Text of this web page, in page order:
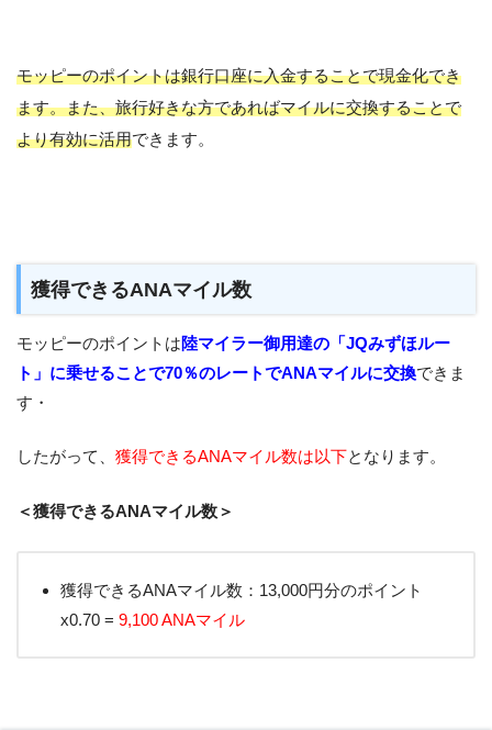
モッピーのポイントは銀行口座に入金することで現金化でき
ます。また、旅行好きな方であればマイルに交換することで
より有効に活用できます。
獲得できるANAマイル数
モッピーのポイントは陸マイラー御用達の「JQみずほルー
ト」に乗せることで70％のレートでANAマイルに交換できま
す・
したがって、 獲得できるANAマイル数は以下となります。
＜獲得できるANAマイル数＞
獲得できるANAマイル数：13,000円分のポイント
x0.70 = 9,100 ANAマイル